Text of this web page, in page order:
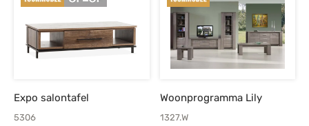
€1.155,-.
€825,-.
€295,-.
Expo salontafel
5306
Woonprogramma Lily
1327.W